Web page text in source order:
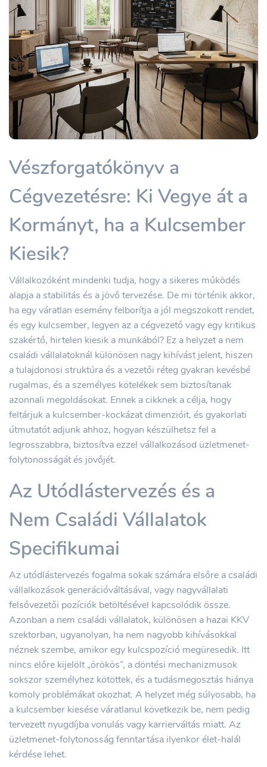
Vészforgatókönyv a
Cégvezetésre: Ki Vegye át a
Kormányt, ha a Kulcsember
Kiesik?
Vállalkozóként mindenki tudja, hogy a sikeres működés
alapja a stabilitás és a jövő tervezése. De mi történik akkor,
ha egy váratlan esemény felborítja a jól megszokott rendet,
és egy kulcsember, legyen az a cégvezető vagy egy kritikus
szakértő, hirtelen kiesik a munkából? Ez a helyzet a nem
családi vállalatoknál különösen nagy kihívást jelent, hiszen
a tulajdonosi struktúra és a vezetői réteg gyakran kevésbé
rugalmas, és a személyes kötelékek sem biztosítanak
azonnali megoldásokat. Ennek a cikknek a célja, hogy
feltárjuk a kulcsember-kockázat dimenzióit, és gyakorlati
útmutatót adjunk ahhoz, hogyan készülhetsz fel a
legrosszabbra, biztosítva ezzel vállalkozásod üzletmenet-
folytonosságát és jövőjét.
Az Utódlástervezés és a
Nem Családi Vállalatok
Specifikumai
Az utódlástervezés fogalma sokak számára elsőre a családi
vállalkozások generációváltásával, vagy nagyvállalati
felsővezetői pozíciók betöltésével kapcsolódik össze.
Azonban a nem családi vállalatok, különösen a hazai KKV
szektorban, ugyanolyan, ha nem nagyobb kihívásokkal
néznek szembe, amikor egy kulcspozíció megüresedik. Itt
nincs előre kijelölt „örökös”, a döntési mechanizmusok
sokszor személyhez kötöttek, és a tudásmegosztás hiánya
komoly problémákat okozhat. A helyzet még súlyosabb, ha
a kulcsember kiesése váratlanul következik be, nem pedig
tervezett nyugdíjba vonulás vagy karrierváltás miatt. Az
üzletmenet-folytonosság fenntartása ilyenkor élet-halál
kérdése lehet.